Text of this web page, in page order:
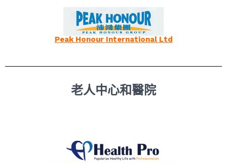
Peak Honour International Ltd
老人中心和醫院